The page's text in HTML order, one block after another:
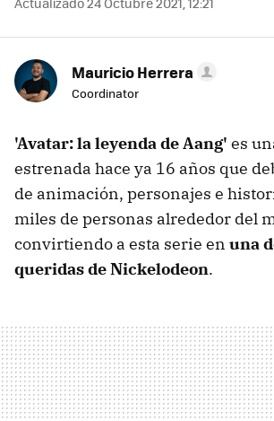
Mauricio Herrera
Coordinator
'Avatar: la leyenda de Aang' es
estrenada hace ya 16 años que
de animación, personajes e
miles de personas alrededor del
convirtiendo a esta serie en una
queridas de Nickelodeon.